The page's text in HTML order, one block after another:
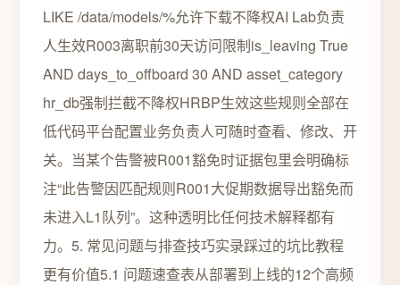
LIKE /data/models/%允许下载不降权AI Lab负责
人生效R003离职前30天访问限制is_leaving True
AND days_to_offboard 30 AND asset_category
hr_db强制拦截不降权HRBP生效这些规则全部在
低代码平台配置业务负责人可随时查看、修改、开
关。当某个告警被R001豁免时证据包里会明确标
注“此告警因匹配规则R001大促期数据导出豁免而
未进入L1队列”。这种透明比任何技术解释都有
力。5. 常见问题与排查技巧实录踩过的坑比教程
更有价值5.1 问题速查表从部署到上线的12个高频